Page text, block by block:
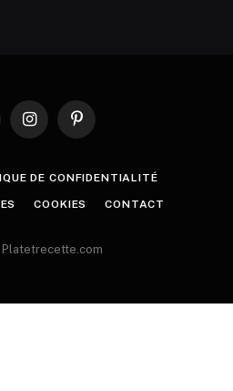
InstagramPinterest
DE CONFIDENTIALITÉ
COOKIES CONTACT